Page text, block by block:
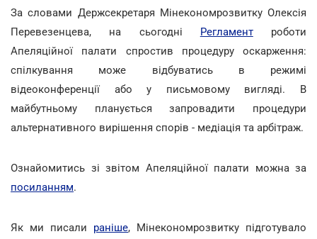
За словами Держсекретаря Мінекономрозвитку Олексія
Перевезенцева, на сьогодні Регламентроботи
Апеляційної палати спростив процедуру оскарження:
спілкування може відбуватись в режимі
відеоконференції або у письмовому вигляді. В
майбутньому планується запровадити процедури
альтернативного вирішення спорів - медіація та арбітраж.
Ознайомитись зі звітом Апеляційної палати можна за
посиланням.
Як ми писали раніше, Мінекономрозвитку підготувало